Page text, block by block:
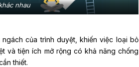
nhau
của trình duyệt, khiến việc loại bỏ
và tiện ích mở rộng có khả năng chống
thiết.